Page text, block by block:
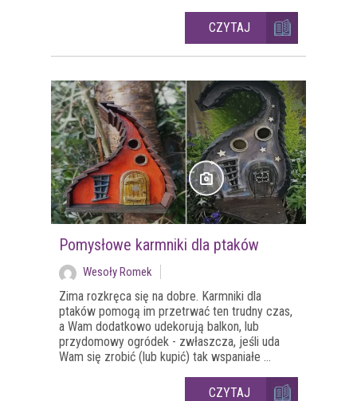
CZYTAJ
Pomysłowe karmniki dla ptaków
Wesoły Romek
Zima rozkręca się na dobre. Karmniki dla
ptaków pomogą im przetrwać ten trudny czas,
a Wam dodatkowo udekorują balkon, lub
przydomowy ogródek - zwłaszcza, jeśli uda
Wam się zrobić (lub kupić) tak wspaniałe ...
CZYTAJ